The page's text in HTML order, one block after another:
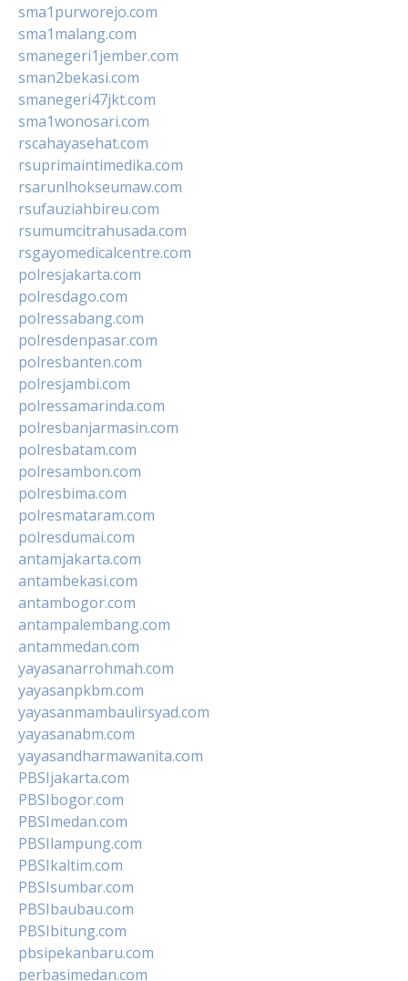
sma1purworejo.com
sma1malang.com
smanegeri1jember.com
sman2bekasi.com
smanegeri47jkt.com
sma1wonosari.com
rscahayasehat.com
rsuprimaintimedika.com
rsarunlhokseumaw.com
rsufauziahbireu.com
rsumumcitrahusada.com
rsgayomedicalcentre.com
polresjakarta.com
polresdago.com
polressabang.com
polresdenpasar.com
polresbanten.com
polresjambi.com
polressamarinda.com
polresbanjarmasin.com
polresbatam.com
polresambon.com
polresbima.com
polresmataram.com
polresdumai.com
antamjakarta.com
antambekasi.com
antambogor.com
antampalembang.com
antammedan.com
yayasanarrohmah.com
yayasanpkbm.com
yayasanmambaulirsyad.com
yayasanabm.com
yayasandharmawanita.com
PBSIjakarta.com
PBSIbogor.com
PBSImedan.com
PBSIlampung.com
PBSIkaltim.com
PBSIsumbar.com
PBSIbaubau.com
PBSIbitung.com
pbsipekanbaru.com
perbasimedan.com